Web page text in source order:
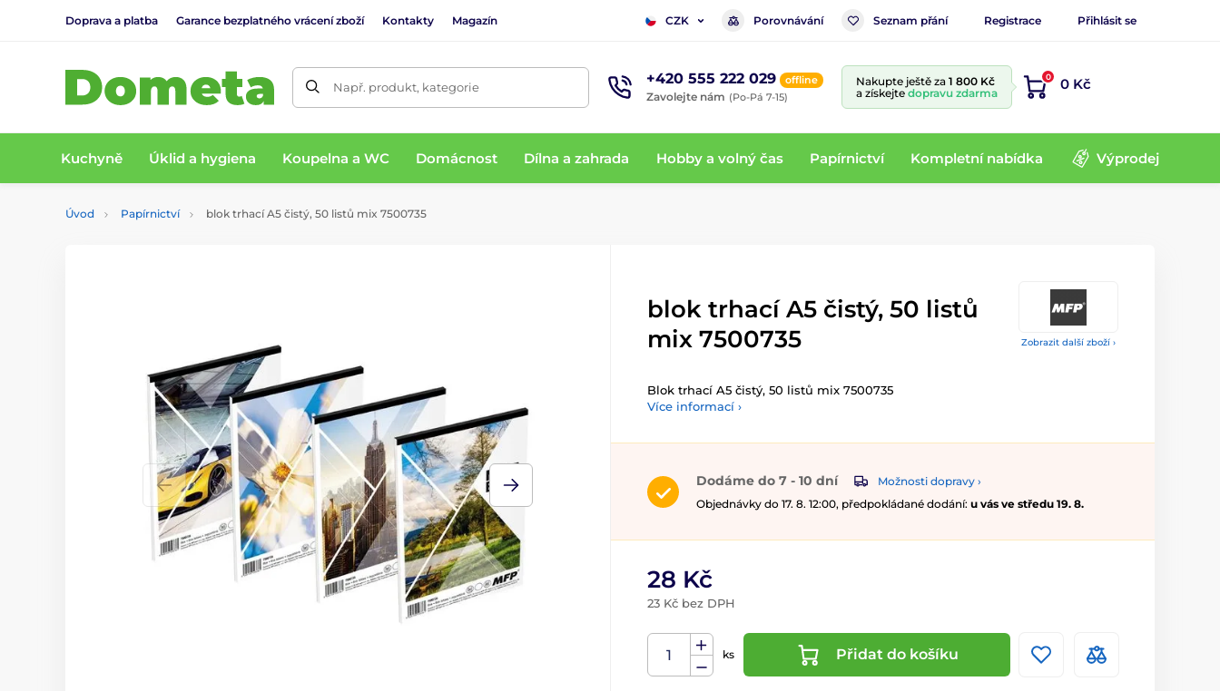
Doprava a platba Garance bezplatného vrácení zboží Kontakty Magazín CZK Porovnávání Seznam přání Registrace Přihlásit se
Např. produkt, kategorie +420 555 222 029 offline
Zavolejte nám (Po-Pá 7-15)
Nakupte ještě za 1 800 Kč
a získejte dopravu zdarma
0 0 Kč
Kuchyně Úklid a hygiena Koupelna a WC Domácnost Dílna a zahrada Hobby a volný čas Papírnictví Kompletní nabídka Výprodej
Úvod Papírnictví blok trhací A5 čistý, 50 listů mix 7500735
Zobrazit další zboží ›
blok trhací A5 čistý, 50 listů
mix 7500735
Blok trhací A5 čistý, 50 listů mix 7500735
Více informací ›
Dodáme do 7 - 10 dní
Možnosti dopravy ›
Objednávky do 17. 8. 12:00, předpokládané dodání: u vás ve středu 19. 8.
28 Kč
23 Kč bez DPH
ks Přidat do košíku